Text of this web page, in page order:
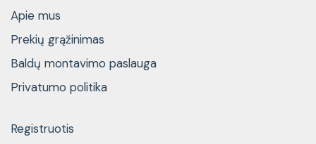
Apie mus
Prekių grąžinimas
Baldų montavimo paslauga
Privatumo politika
Registruotis